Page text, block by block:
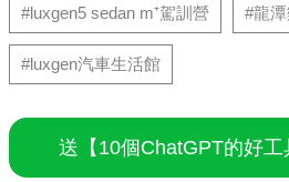
#luxgen5 sedan m⁺駕訓營 #龍
#luxgen汽車生活館
送【10個ChatGPT的好工